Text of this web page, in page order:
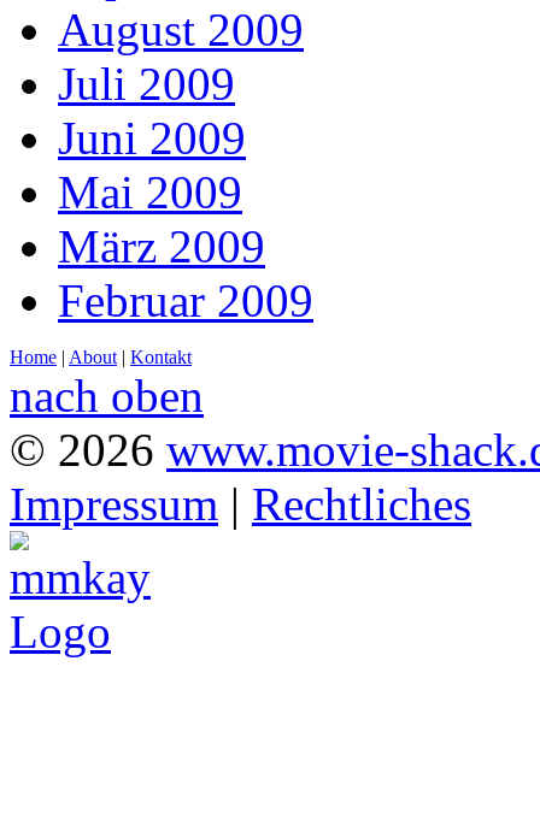
August 2009
Juli 2009
Juni 2009
Mai 2009
März 2009
Februar 2009
Home | About | Kontakt
nach oben
© 2026 www.movie-
Impressum | Rechtliches